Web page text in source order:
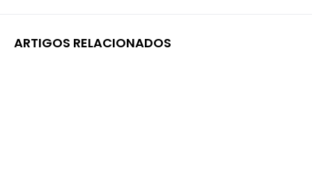
ARTIGOS RELACIONADOS